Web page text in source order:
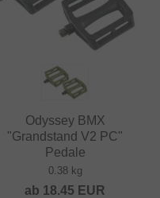
Odyssey BMX
"Grandstand V2 PC"
Pedale
0.38 kg
ab 18.45 EUR